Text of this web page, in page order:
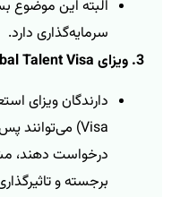
البته این موضوع
سرمایه‌گذاری دارد.
3. ویزای Global Talent Visa
درخواست دهند،
برجسته و